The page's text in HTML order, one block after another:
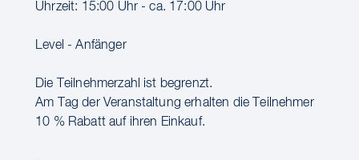
Uhrzeit: 15:00 Uhr - ca. 17:00 Uhr
Level - Anfänger
Die Teilnehmerzahl ist begrenzt.
Am Tag der Veranstaltung erhalten die Teilnehmer
10 % Rabatt auf ihren Einkauf.